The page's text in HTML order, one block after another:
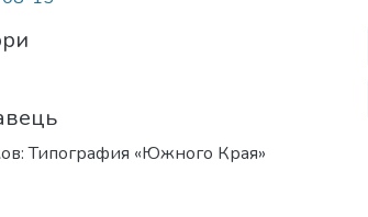
Типография «Южного Края»